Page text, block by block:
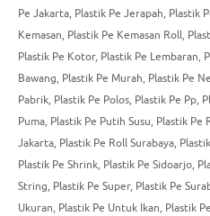
Pe Jakarta, Plastik Pe Jerapah, Plastik
Kemasan, Plastik Pe Kemasan Roll,
Plastik Pe Kotor, Plastik Pe Lembaran,
Bawang, Plastik Pe Murah, Plastik Pe
Pabrik, Plastik Pe Polos, Plastik Pe Pp,
Puma, Plastik Pe Putih Susu, Plastik Pe
Jakarta, Plastik Pe Roll Surabaya,
Plastik Pe Shrink, Plastik Pe Sidoarjo,
String, Plastik Pe Super, Plastik Pe
Ukuran, Plastik Pe Untuk Ikan, Plastik